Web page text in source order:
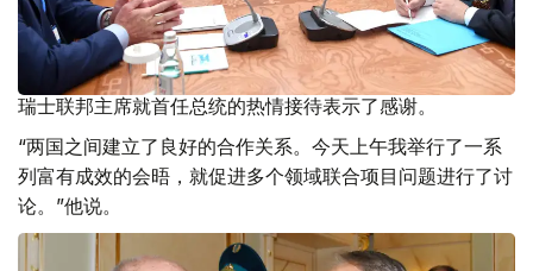
瑞士联邦主席就首任总统的热情接待表示了感谢。
“两国之间建立了良好的合作关系。今天上午我举行了一系
列富有成效的会晤，就促进多个领域联合项目问题进行了讨
论。”他说。